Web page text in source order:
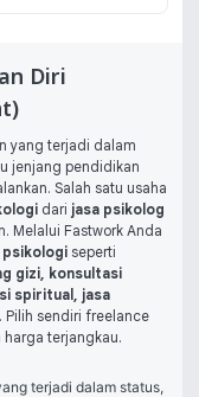
Diri
yang terjadi dalam
jenjang pendidikan
Salah satu usaha
dari jasa psikolog
Melalui Fastwork Anda
psikologi seperti
gizi, konsultasi
spiritual , jasa
. Pilih sendiri freelance
terjangkau.
terjadi dalam status,